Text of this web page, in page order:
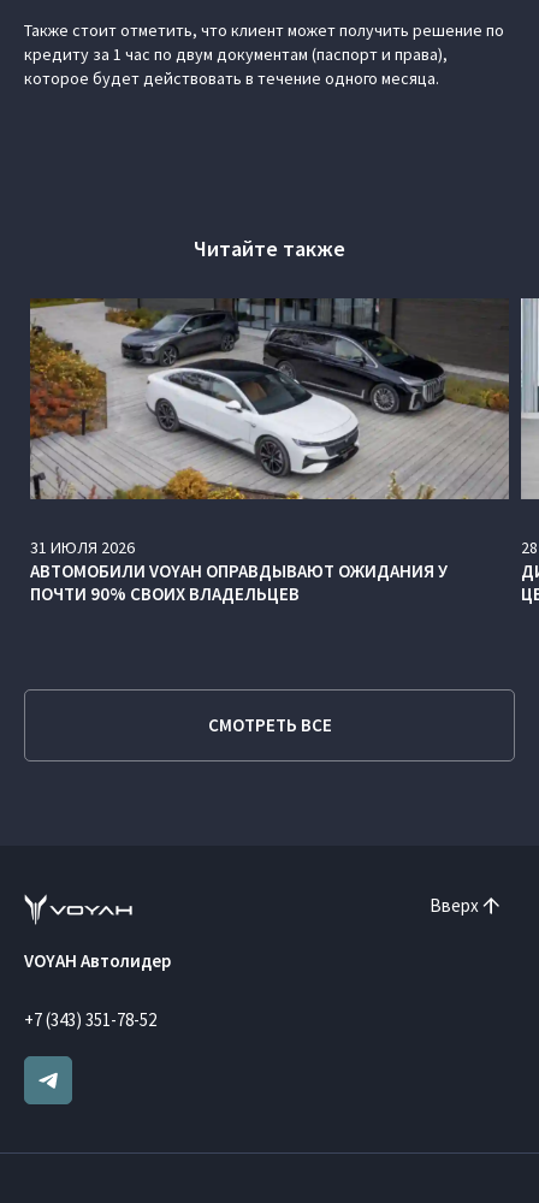
Также стоит отметить, что клиент может получить решение по
кредиту за 1 час по двум документам (паспорт и права),
которое будет действовать в течение одного месяца.
Читайте также
31 ИЮЛЯ 2026
АВТОМОБИЛИ VOYAH ОПРАВДЫВАЮТ ОЖИДАНИЯ У
ПОЧТИ 90% СВОИХ ВЛАДЕЛЬЦЕВ
28
СМОТРЕТЬ ВСЕ
Вверх
VOYAH Автолидер
+7 (343) 351-78-52